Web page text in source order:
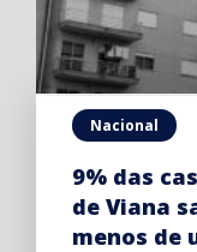
Nacional
9% das
de Viana
menos de